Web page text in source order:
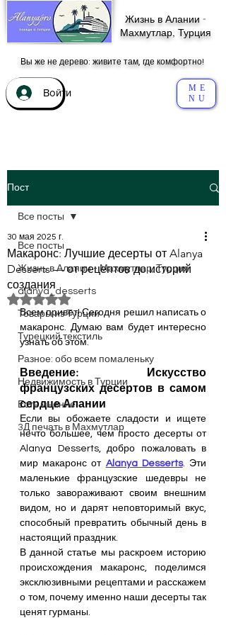
Жизнь в Алании -
Махмутлар, Турция
Вы же не дерево: живите там, где комфортно!
Войти
ME
NU
Пост
Все посты
Жизнь в Алании - Махмутлар, Турция
alanya_desserts
Товары из Турции
Турецкий текстиль
Разное: обо всем помаленьку
Недвижимость в Турции
Есть мнение
3Д печать в Махмутлар
Все посты
Макаронс: Лучшие десерты от Alanya
Desserts — от рецептов до историй
создания
30 мая 2025 г.
Оценка: не число из 5 звезд.
Всем привет! Сегодня решил написать о
макаронс. Думаю вам будет интересно
узнать об этом.
Введение: Искусство
французских десертов в самом
сердце Алании
Если вы обожаете сладости и ищете
нечто большее, чем просто десерты от
Alanya Desserts, добро пожаловать в
мир макаронс от Alanya Desserts. Эти
маленькие французские шедевры не
только завораживают своим внешним
видом, но и дарят неповторимый вкус,
способный превратить обычный день в
настоящий праздник.
В данной статье мы раскроем историю
происхождения макаронс, поделимся
эксклюзивными рецептами и расскажем
о том, почему именно наши десерты так
ценят гурманы.